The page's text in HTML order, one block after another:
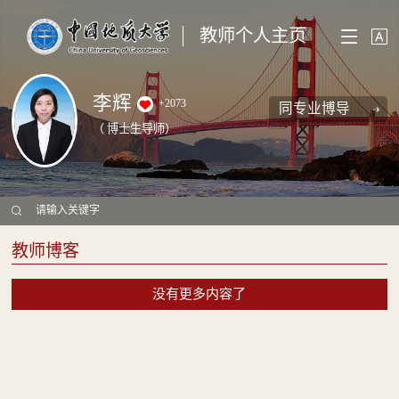
教师个人主页
李辉 +2073
（ 博士生导师）
同专业博导
教师博客
没有更多内容了